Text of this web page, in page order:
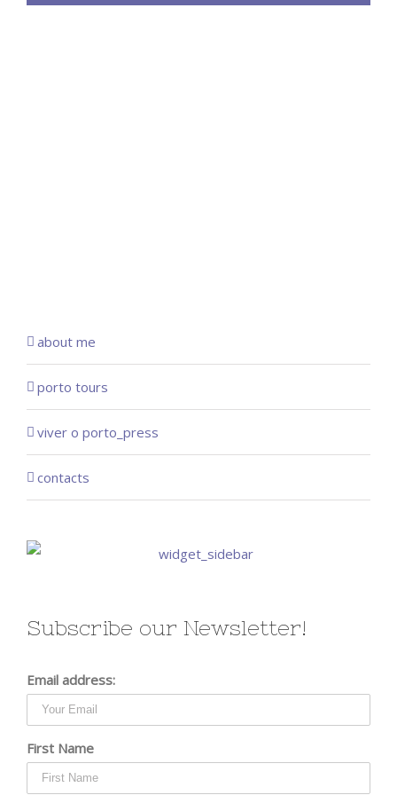
about me
porto tours
viver o porto_press
contacts
Subscribe our Newsletter!
Email address:
First Name